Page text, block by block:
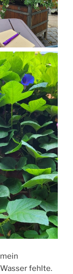
fehlte.